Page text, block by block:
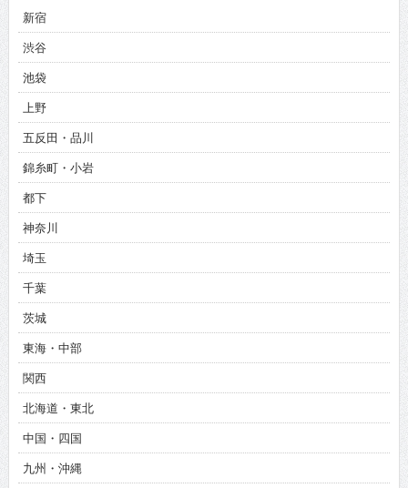
新宿
渋谷
池袋
上野
五反田・品川
錦糸町・小岩
都下
神奈川
埼玉
千葉
茨城
東海・中部
関西
北海道・東北
中国・四国
九州・沖縄